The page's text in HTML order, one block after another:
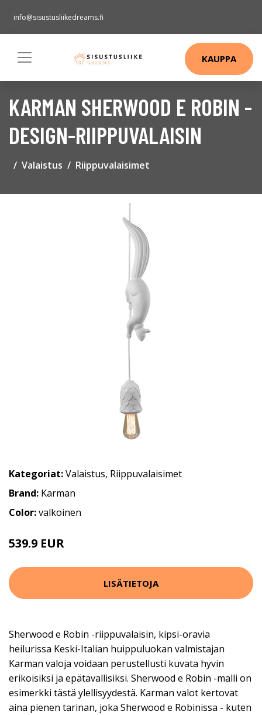
info@sisustusliikedreams.fi
KAUPPA
KARMAN SHERWOOD E ROBIN -
DESIGN-RIIPPUVALAISIN
Valaistus Riippuvalaisimet
Kategoriat:Valaistus, Riippuvalaisimet
Brand: Karman
Color:valkoinen
539.9 EUR
LISÄTIETOJA
Sherwood e Robin -riippuvalaisin, kipsi-oravia
heilurissa Keski-Italian huippuluokan valmistajan
Karman valoja voidaan perustellusti kuvata hyvin
erikoisiksi ja epätavallisiksi. Sherwood e Robin -malli on
esimerkki tästä ylellisyydestä. Karman valot kertovat
aina pienen tarinan, joka Sherwood e Robinissa - kuten